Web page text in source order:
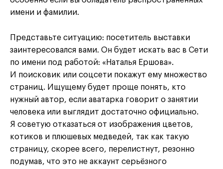
имени и фамилии.
Представьте ситуацию: посетитель выставки
заинтересовался вами. Он будет искать вас в Сети
по имени под работой: «Наталья Ершова».
И поисковик или соцсети покажут ему множество
страниц. Ищущему будет проще понять, кто
нужный автор, если аватарка говорит о занятии
человека или выглядит достаточно официально.
Я советую отказаться от изображения цветов,
котиков и плюшевых медведей, так как такую
страницу, скорее всего, перелистнут, резонно
подумав, что это не аккаунт серьёзного